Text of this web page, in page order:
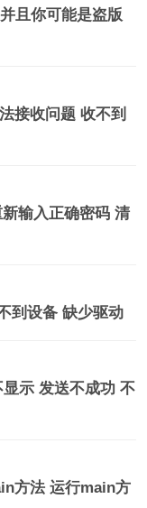
且你可能是盗版
接收问题 收不到
输入正确密码 清
到设备 缺少驱动
示 发送不成功 不
方法 运行main方